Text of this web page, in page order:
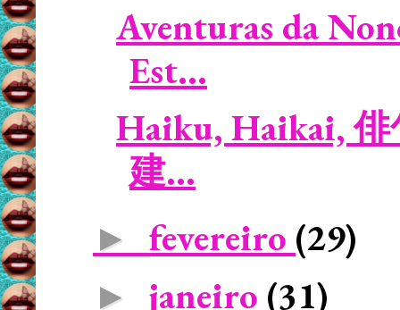
Aventuras da
Est...
Haiku, Haikai, 俳
建...
► fevereiro (29)
► janeiro (31)